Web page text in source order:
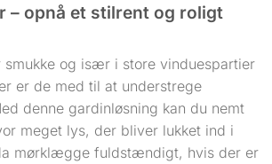
– opnå et stilrent og roligt
smukke og især i store vinduespartier
er de med til at understrege
denne gardinløsning kan du nemt
meget lys, der bliver lukket ind i
mørklægge fuldstændigt, hvis der er